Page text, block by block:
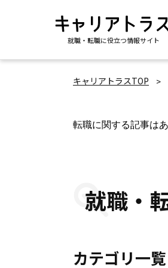
就職・転職に役立つ情報サイト
キャリアトラスTOP
転職に関する記事は
就職・
カテゴリ一覧